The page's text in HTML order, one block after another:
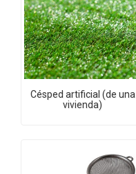
Césped artificial (de una
vivienda)